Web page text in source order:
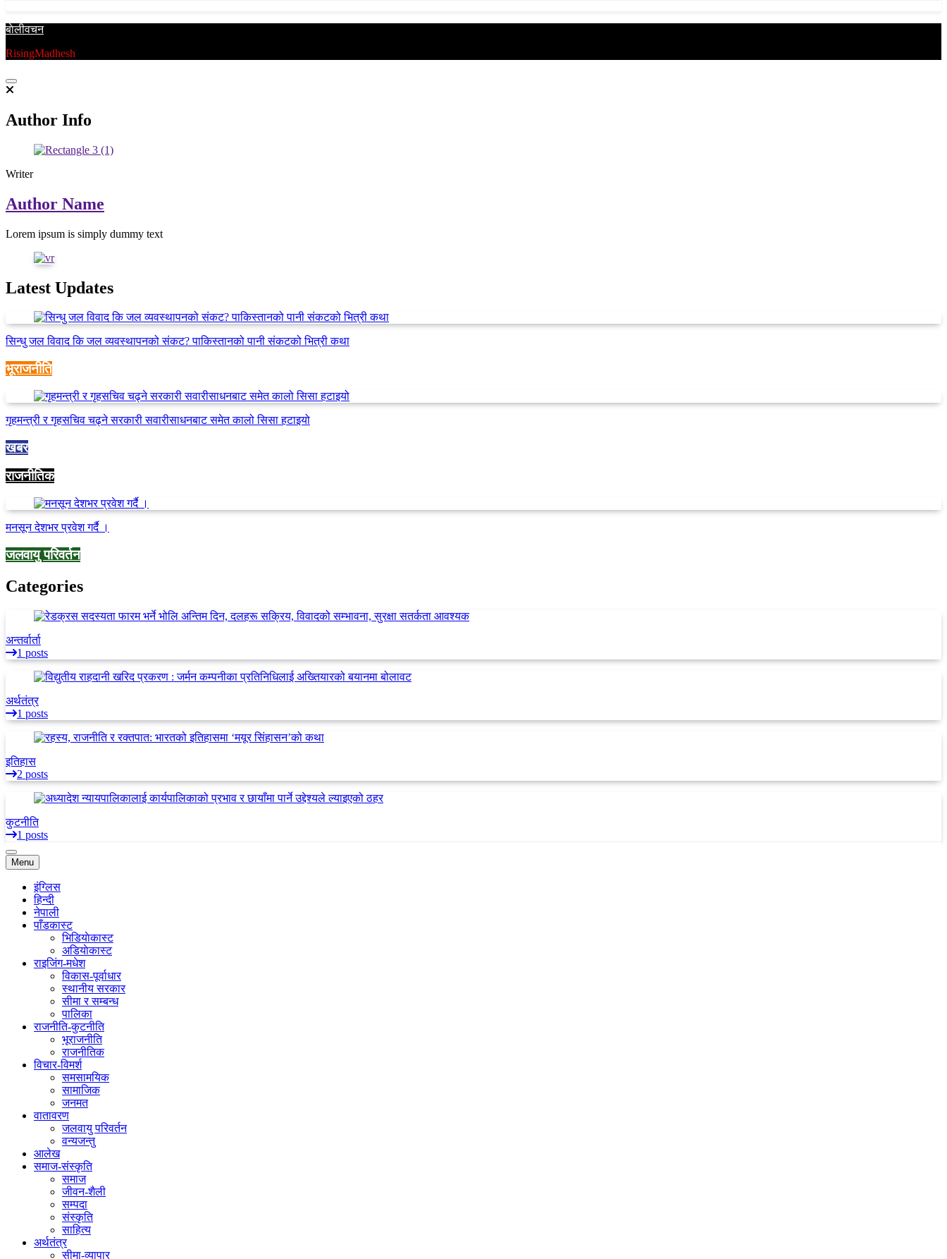
बाेलीवचन
RisingMadhesh
Author Info
Writer
Author Name
Lorem ipsum is simply dummy text
Latest Updates
सिन्धु जल विवाद कि जल व्यवस्थापनको संकट? पाकिस्तानको पानी संकटको भित्री कथा
भूराजनीति
गृहमन्त्री र गृहसचिव चढ्ने सरकारी सवारीसाधनबाट समेत कालो सिसा हटाइयो
खबर
राजनीतिक
मनसून देशभर प्रवेश गर्दै ।
जलवायु परिवर्तन
Categories
अन्तर्वार्ता
1 posts
अर्थतंत्र
1 posts
इतिहास
2 posts
कुटनीति
1 posts
Menu
इंग्लिस
हिन्दी
नेपाली
पाँडकास्ट
भिडियाेकास्ट
अडियाेकास्ट
राइजिंग-मधेश
विकास-पूर्वाधार
स्थानीय सरकार
सीमा र सम्बन्ध
पालिका
राजनीति-कुटनीति
भूराजनीति
राजनीतिक
विचार-विमर्श
समसामयिक
सामाजिक
जनमत
वातावरण
जलवायु परिवर्तन
वन्यजन्तु
आलेख
समाज-संस्कृति
समाज
जीवन-शैली
सम्पदा
संस्कृति
साहित्य
अर्थतंत्र
सीमा-व्यापार